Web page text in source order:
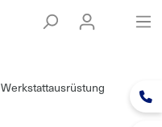
Werkstattausrüstung